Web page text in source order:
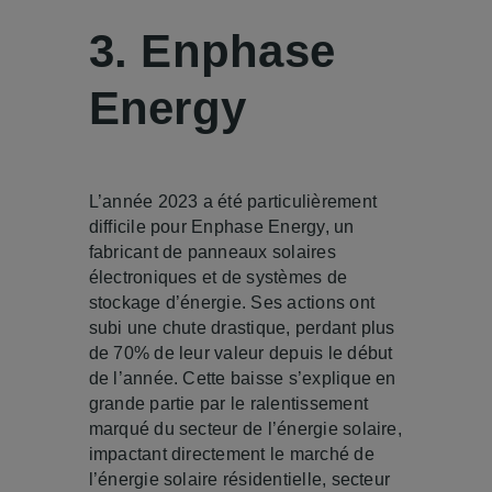
3. Enphase
Energy
L’année 2023 a été particulièrement
difficile pour Enphase Energy, un
fabricant de panneaux solaires
électroniques et de systèmes de
stockage d’énergie. Ses actions ont
subi une chute drastique, perdant plus
de 70% de leur valeur depuis le début
de l’année. Cette baisse s’explique en
grande partie par le ralentissement
marqué du secteur de l’énergie solaire,
impactant directement le marché de
l’énergie solaire résidentielle, secteur